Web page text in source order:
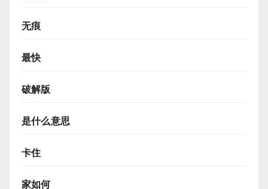
无痕
最快
破解版
是什么意思
卡住
家如何